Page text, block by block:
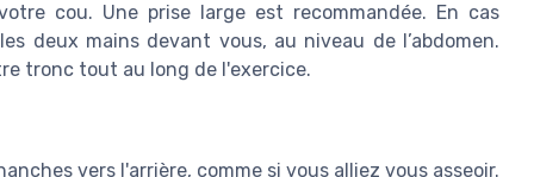
cou. Une prise large est recommandée. En cas
deux mains devant vous, au niveau de l’abdomen.
tronc tout au long de l'exercice.
vers l'arrière, comme si vous alliez vous asseoir.